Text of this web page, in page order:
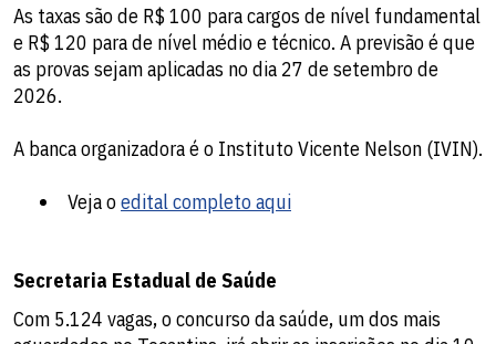
As taxas são de R$ 100 para cargos de nível fundamental
e R$ 120 para de nível médio e técnico. A previsão é que
as provas sejam aplicadas no dia 27 de setembro de
2026.
A banca organizadora é o Instituto Vicente Nelson (IVIN).
Veja oedital completo aqui
Secretaria Estadual de Saúde
Com 5.124 vagas, o concurso da saúde, um dos mais